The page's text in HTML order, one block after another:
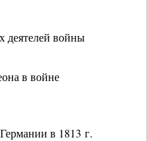
деятелей войны
в войне
в 1813 г.